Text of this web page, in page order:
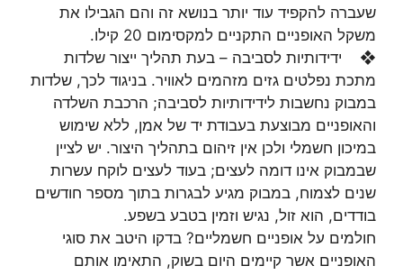
שעברה להקפיד עוד יותר בנושא זה והם הגבילו את
משקל האופניים התקניים למקסימום 20 קילו.
❖ ידידותיות לסביבה – בעת תהליך ייצור שלדות
מתכת נפלטים גזים מזהמים לאוויר. בניגוד לכך, שלדות
במבוק נחשבות לידידותיות לסביבה; הרכבת השלדה
והאופניים מבוצעת בעבודת יד של אמן, ללא שימוש
במיכון חשמלי ולכן אין זיהום בתהליך היצור. יש לציין
שבמבוק אינו דומה לעצים; בעוד לעצים לוקח עשרות
שנים לצמוח, במבוק מגיע לבגרות בתוך מספר חודשים
בודדים, הוא זול, נגיש וזמין בטבע בשפע.
חולמים על אופניים חשמליים? בדקו היטב את סוגי
האופניים אשר קיימים היום בשוק, התאימו אותם